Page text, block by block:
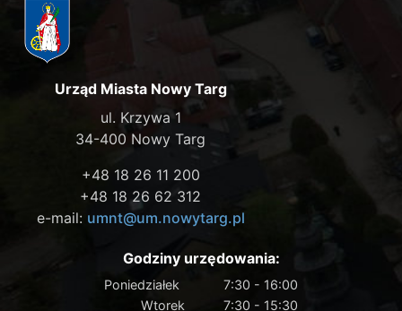
Urząd Miasta Nowy Targ
ul. Krzywa 1
34-400 Nowy Targ
+48 18 26 11 200
+48 18 26 62 312
e-mail: umnt@um.nowytarg.pl
Godziny urzędowania:
Poniedziałek
7:30 - 16:00
Wtorek
7:30 - 15:30